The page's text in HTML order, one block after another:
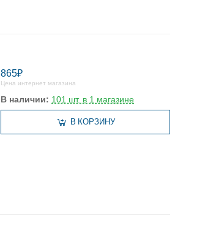
865₽
Цена интернет магазина
В наличии: 101 шт. в 1 магазине
В КОРЗИНУ